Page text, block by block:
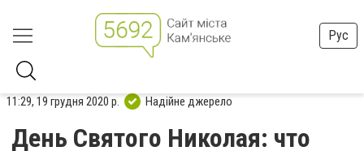
Рус
11:29, 19 грудня 2020 р. Надійне джерело
День Святого Николая: что